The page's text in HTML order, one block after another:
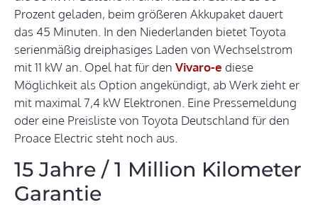
Prozent geladen, beim größeren Akkupaket dauert
das 45 Minuten. In den Niederlanden bietet Toyota
serienmäßig dreiphasiges Laden von Wechselstrom
mit 11 kW an. Opel hat für den Vivaro-e diese
Möglichkeit als Option angekündigt, ab Werk zieht er
mit maximal 7,4 kW Elektronen. Eine Pressemeldung
oder eine Preisliste von Toyota Deutschland für den
Proace Electric steht noch aus.
15 Jahre / 1 Million Kilometer
Garantie